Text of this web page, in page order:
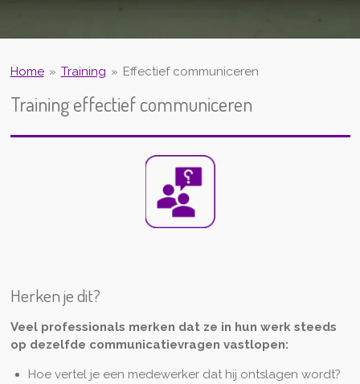
Home » Training » Effectief communiceren
Training effectief communiceren
Herken je dit?
Veel professionals merken dat ze in hun werk steeds
op dezelfde communicatievragen vastlopen:
Hoe vertel je een medewerker dat hij ontslagen wordt?